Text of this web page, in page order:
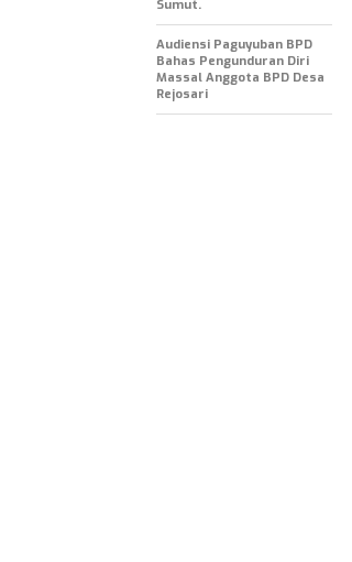
Sumut.
Audiensi Paguyuban BPD
Bahas Pengunduran Diri
Massal Anggota BPD Desa
Rejosari